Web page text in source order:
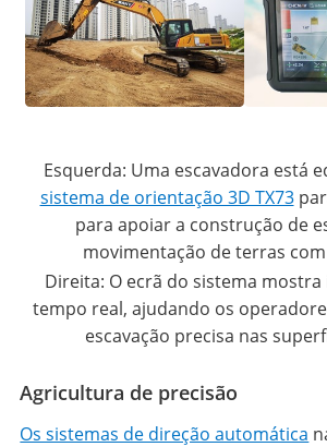
Esquerda: Uma escavadora está
sistema de orientação 3D TX73
para apoiar a construção de
movimentação de terras
Direita: O ecrã do sistema
tempo real, ajudando os
escavação precisa nas
Agricultura de precisão
Os sistemas de direção automática